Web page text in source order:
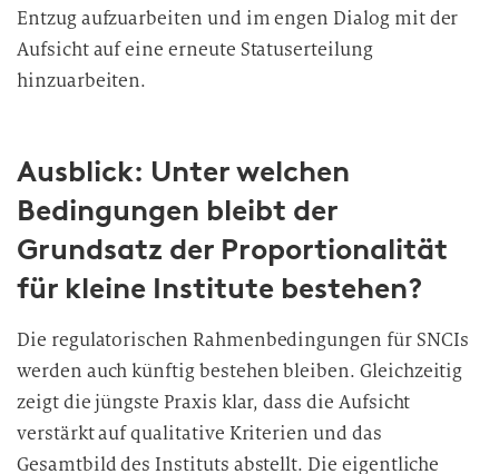
Entzug aufzuarbeiten und im engen Dialog mit der
Aufsicht auf eine erneute Statuserteilung
hinzuarbeiten.
Ausblick: Unter welchen
Bedingungen bleibt der
Grundsatz der Proportionalität
für kleine Institute bestehen?
Die regulatorischen Rahmenbedingungen für SNCIs
werden auch künftig bestehen bleiben. Gleichzeitig
zeigt die jüngste Praxis klar, dass die Aufsicht
verstärkt auf qualitative Kriterien und das
Gesamtbild des Instituts abstellt. Die eigentliche